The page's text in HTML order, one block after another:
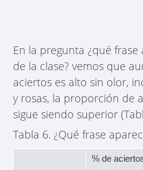
En la pregunta ¿qué
de la clase? vemos que
aciertos es alto sin olor,
y rosas, la proporción de
sigue siendo superior
Tabla 6. ¿Qué frase
% de